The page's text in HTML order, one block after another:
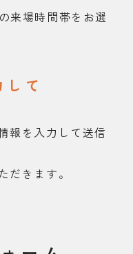
来場時間帯をお選
て
報を入力して送信
だきます。